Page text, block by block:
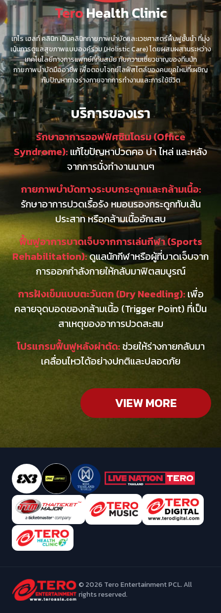
TeroHealth Clinic
เทโร เฮลท์ คลินิก เป็นคลินิกกายภาพบำบัดและเวชศาสตร์ฟื้นฟูชั้นนำ ที่มุ่ง
เน้นการดูแลสุขภาพแบบองค์รวม (Holistic Care) โดยผสมผสานระหว่าง
เทคโนโลยีทางการแพทย์ที่ทันสมัย กับความเชี่ยวชาญของทีมนัก
กายภาพบำบัดมืออาชีพ เพื่อตอบโจทย์ไลฟ์สไตล์ของคนยุคใหม่ที่เผชิญ
กับปัญหาทางร่างกายจากการทำงานและการใช้ชีวิต
บริการของเรา
รักษาอาการออฟฟิศซินโดรม (Office
Syndrome): แก้ไขปัญหาปวดคอ บ่า ไหล่ และหลัง
จากการนั่งทำงานนานๆ
กายภาพบำบัดทางระบบกระดูกและกล้ามเนื้อ:
รักษาอาการปวดเรื้อรัง หมอนรองกระดูกทับเส้น
ประสาท หรือกล้ามเนื้ออักเสบ
ฟื้นฟูอาการบาดเจ็บจากการเล่นกีฬา (Sports
Rehabilitation):ดูแลนักกีฬาหรือผู้ที่บาดเจ็บจาก
การออกกำลังกายให้กลับมาฟิตสมบูรณ์
การฝังเข็มแบบตะวันตก (Dry Needling):เพื่อ
คลายจุดบอดของกล้ามเนื้อ (Trigger Point) ที่เป็น
สาเหตุของอาการปวดสะสม
โปรแกรมฟื้นฟูหลังผ่าตัด:ช่วยให้ร่างกายกลับมา
เคลื่อนไหวได้อย่างปกติและปลอดภัย
VIEW MORE
©2026 Tero Entertainment PCL. All
rights reserved.